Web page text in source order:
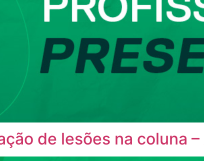
de lesões na coluna